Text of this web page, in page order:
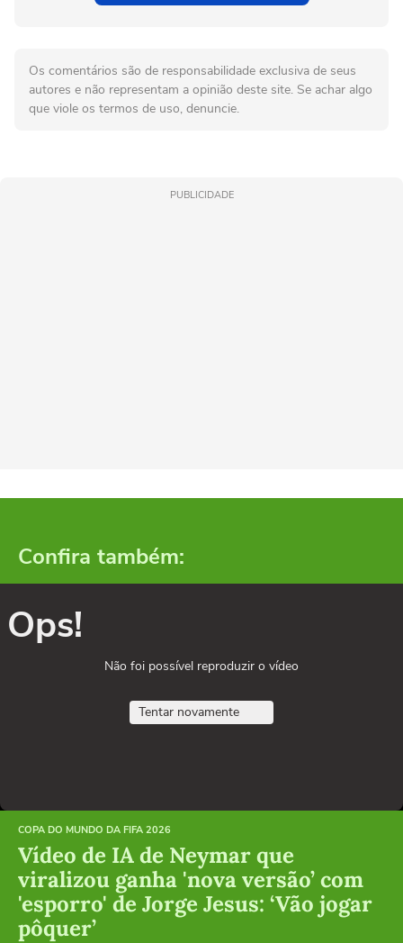
Os comentários são de responsabilidade exclusiva de seus
autores e não representam a opinião deste site. Se achar algo
que viole os termos de uso, denuncie.
PUBLICIDADE
Confira também:
Ops!
Não foi possível reproduzir o vídeo
Tentar novamente
COPA DO MUNDO DA FIFA 2026
Vídeo de IA de Neymar que
viralizou ganha 'nova versão’ com
'esporro' de Jorge Jesus: ‘Vão jogar
pôquer’